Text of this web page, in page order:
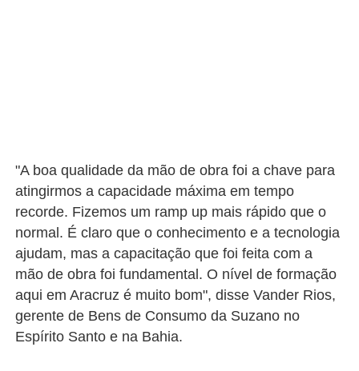
"A boa qualidade da mão de obra foi a chave para
atingirmos a capacidade máxima em tempo
recorde. Fizemos um ramp up mais rápido que o
normal. É claro que o conhecimento e a tecnologia
ajudam, mas a capacitação que foi feita com a
mão de obra foi fundamental. O nível de formação
aqui em Aracruz é muito bom", disse Vander Rios,
gerente de Bens de Consumo da Suzano no
Espírito Santo e na Bahia.